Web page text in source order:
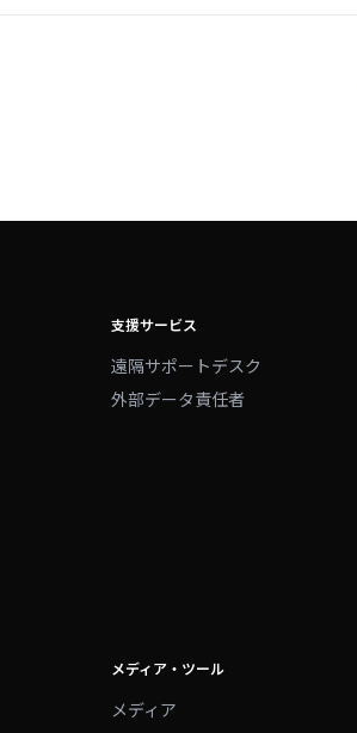
支援サービス
遠隔サポートデスク
外部データ責任者
メディア・ツール
メディア